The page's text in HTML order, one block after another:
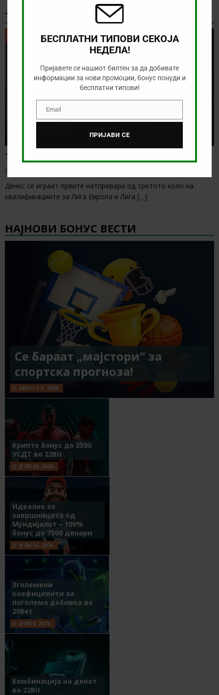
ТИКЕТ НА ДЕНОТ
ТИКЕТ НА ДЕНОТ
Тикет на денот (четврток, 06.08.2026)
Денес се играат првите натпревари од третото коло на
квалификациите за Лига Европа и Лига […]
НАЈНОВИ БОНУС ВЕСТИ
Се бараат „мајстори“ за
спортска прогноза!
АВГУСТ 5, 2026
Крипто бонус до 3500
УСДТ во 22Bit
ЈУЛИ 29, 2026
Идеално за
завршницата од
Мундијалот – 100%
бонус до 7500 денари
ЈУЛИ 15, 2026
Зголемени
коефициенти за
поголема добивка во
20Bet
ЈУЛИ 8, 2026
Комбинација на денот
во 22Bit
БЕСПЛАТНИ ТИПОВИ СЕКОЈА
НЕДЕЛА!
Пријавете се нашиот билтен за да добивате
информации за нови промоции, бонус понуди и
бесплатни типови!
EmailEmail
ПРИЈАВИ СЕ